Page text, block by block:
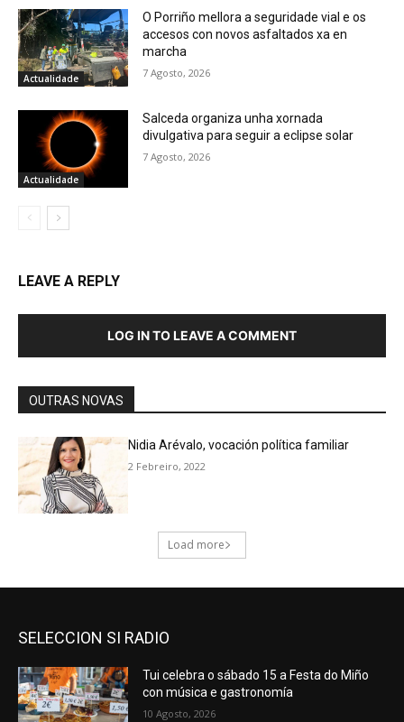
SELECCION SI RADIO
Tui celebra o sábado 15 a Festa do Miño
con música e gastronomía
10 Agosto, 2026